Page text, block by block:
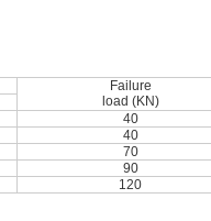
Failure
load (KN)
40
40
70
90
120